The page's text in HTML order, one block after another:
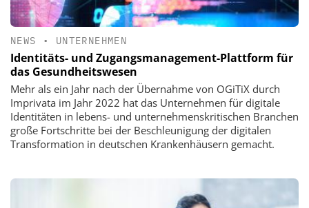
NEWS • UNTERNEHMEN
Identitäts- und Zugangsmanagement-Plattform für
das Gesundheitswesen
Mehr als ein Jahr nach der Übernahme von OGiTiX durch
Imprivata im Jahr 2022 hat das Unternehmen für digitale
Identitäten in lebens- und unternehmenskritischen Branchen
große Fortschritte bei der Beschleunigung der digitalen
Transformation in deutschen Krankenhäusern gemacht.